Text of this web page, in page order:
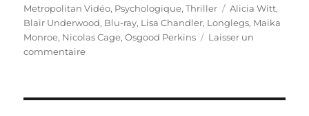
le
Metropolitan Vidéo, Psychologique,Thriller Étiquettes
Alicia Witt,
Blair Underwood, Blu-ray, Lisa Chandler, Longlegs, Maika
Monroe, Nicolas Cage,Osgood Perkins
Laisser un
commentairesur